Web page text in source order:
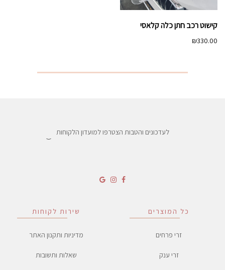
קישוט רכב חתן כלה קלאסי
₪330.00
כל המוצרים
זרי פרחים
זרי ענק
שירות לקוחות
מדיניות ותקנון האתר
שאלות ותשובות
לעדכונים והטבות הצטרפו למועדון הלקוחות